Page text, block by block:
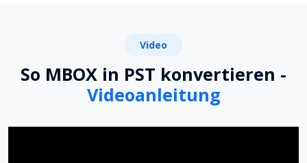
Video
So MBOX in PST konvertieren -
Videoanleitung